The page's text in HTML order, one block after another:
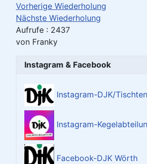
Vorherige Wiederholung
Nächste Wiederholung
Aufrufe : 2437
von Franky
Instagram & Facebook
Instagram-DJK/
Instagram-
Facebook-DJK Wörth